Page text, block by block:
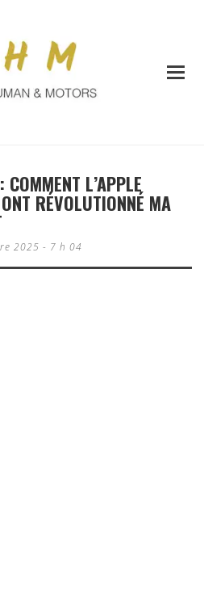
L’APPLE
RÉVOLUTIONNÉ MA
2025 - 7 h 04